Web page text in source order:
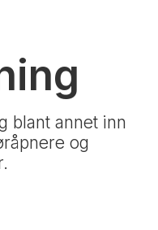
blant annet inn
og